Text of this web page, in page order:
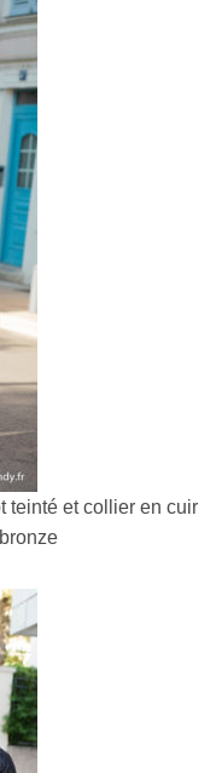
teinté et collier en cuir